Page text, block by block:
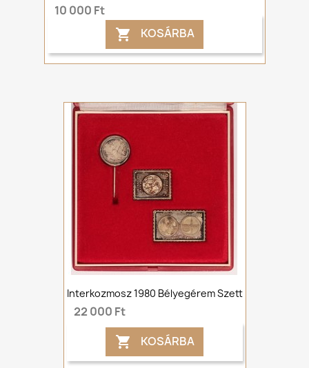
10 000 Ft
 KOSÁRBA
Interkozmosz 1980 Bélyegérem Szett
22 000 Ft
 KOSÁRBA